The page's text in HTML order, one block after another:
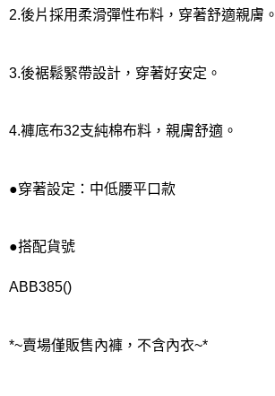
2.後片採用柔滑彈性布料，穿著舒適親膚。
3.後裾鬆緊帶設計，穿著好安定。
4.褲底布32支純棉布料，親膚舒適。
●穿著設定：中低腰平口款
●搭配貨號
ABB385()
*~賣場僅販售內褲，不含內衣~*